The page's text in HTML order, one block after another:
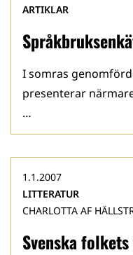
ARTIKLAR
I somras
presenterar
…
Svenska
1.1.2007
LITTERATUR
CHARLOTTA AF